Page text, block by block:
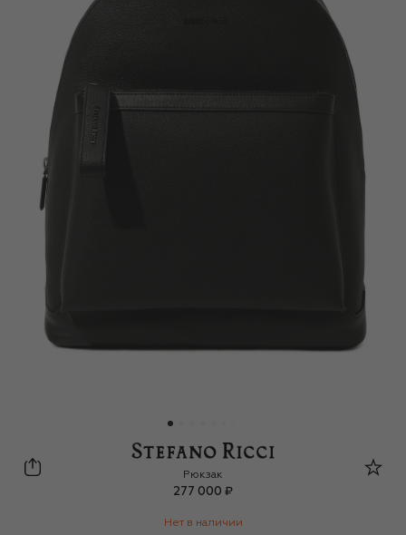
Stefano Ricci
Рюкзак
277 000 ₽
Нет в наличии